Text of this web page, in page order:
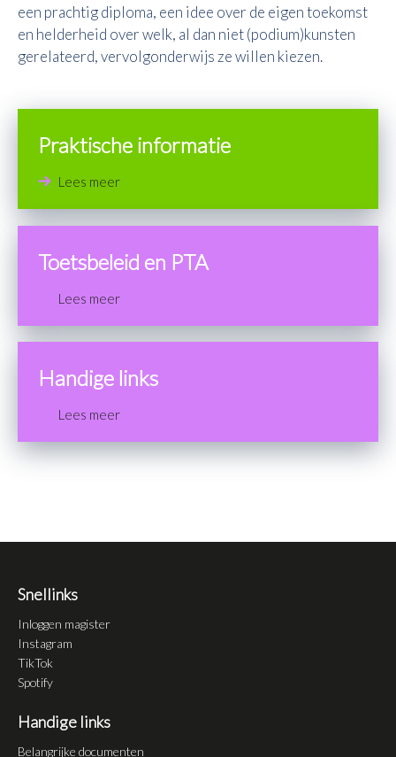
een prachtig diploma, een idee over de eigen toekomst
en helderheid over welk, al dan niet (podium)kunsten
gerelateerd, vervolgonderwijs ze willen kiezen.
Praktische informatie
Lees meer
Toetsbeleid en PTA
Lees meer
Handige links
Lees meer
Snellinks
Inloggen magister
Instagram
TikTok
Spotify
Handige links
Belangrijke documenten